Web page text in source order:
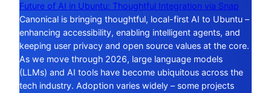
Future of AI in Ubuntu: Thoughtful Integration via Snap
Canonical is bringing thoughtful, local-first AI to Ubuntu –
enhancing accessibility, enabling intelligent agents, and
keeping user privacy and open source values at the core.
As we move through 2026, large language models
(LLMs) and AI tools have become ubiquitous across the
tech industry. Adoption varies widely – some projects